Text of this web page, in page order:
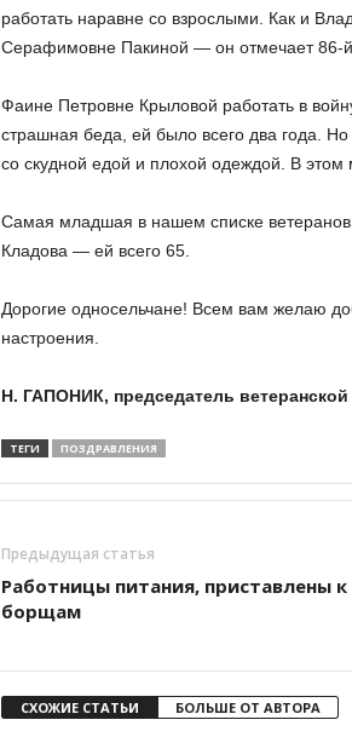
работать наравне со взрослыми. Как и
Серафимовне Пакиной — он отмечает 86-
Фаине Петровне Крыловой работать в
страшная беда, ей было всего два года.
со скудной едой и плохой одеждой. В этом
Самая младшая в нашем списке
Кладова — ей всего 65.
Дорогие односельчане! Всем вам желаю
настроения.
Н. ГАПОНИК, председатель ветеранской
ТЕГИ ПОЗДРАВЛЕНИЯ
Предыдущая статья
Работницы питания, приставлены к
борщам
СХОЖИЕ СТАТЬИ БОЛЬШЕ ОТ АВТОРА